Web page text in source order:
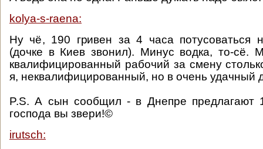
kolya-s-raena:
Ну чё, 190 гривен за 4 часа потусоваться
(дочке в Киев звонил). Минус водка, то-сё.
квалифицированный рабочий за смену
я, неквалифицированный, но в очень удачный
P.S. А сын сообщил - в Днепре предлагают
господа вы звери!©
irutsch: